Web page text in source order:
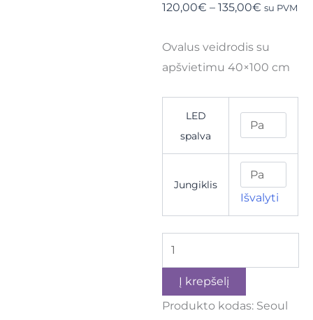
120,00€ – 135,00€ su PVM
Ovalus veidrodis su
apšvietimu 40×100 cm
LED
spalva
Jungiklis
Išvalyti
Į krepšelį
Produkto kodas: Seoul